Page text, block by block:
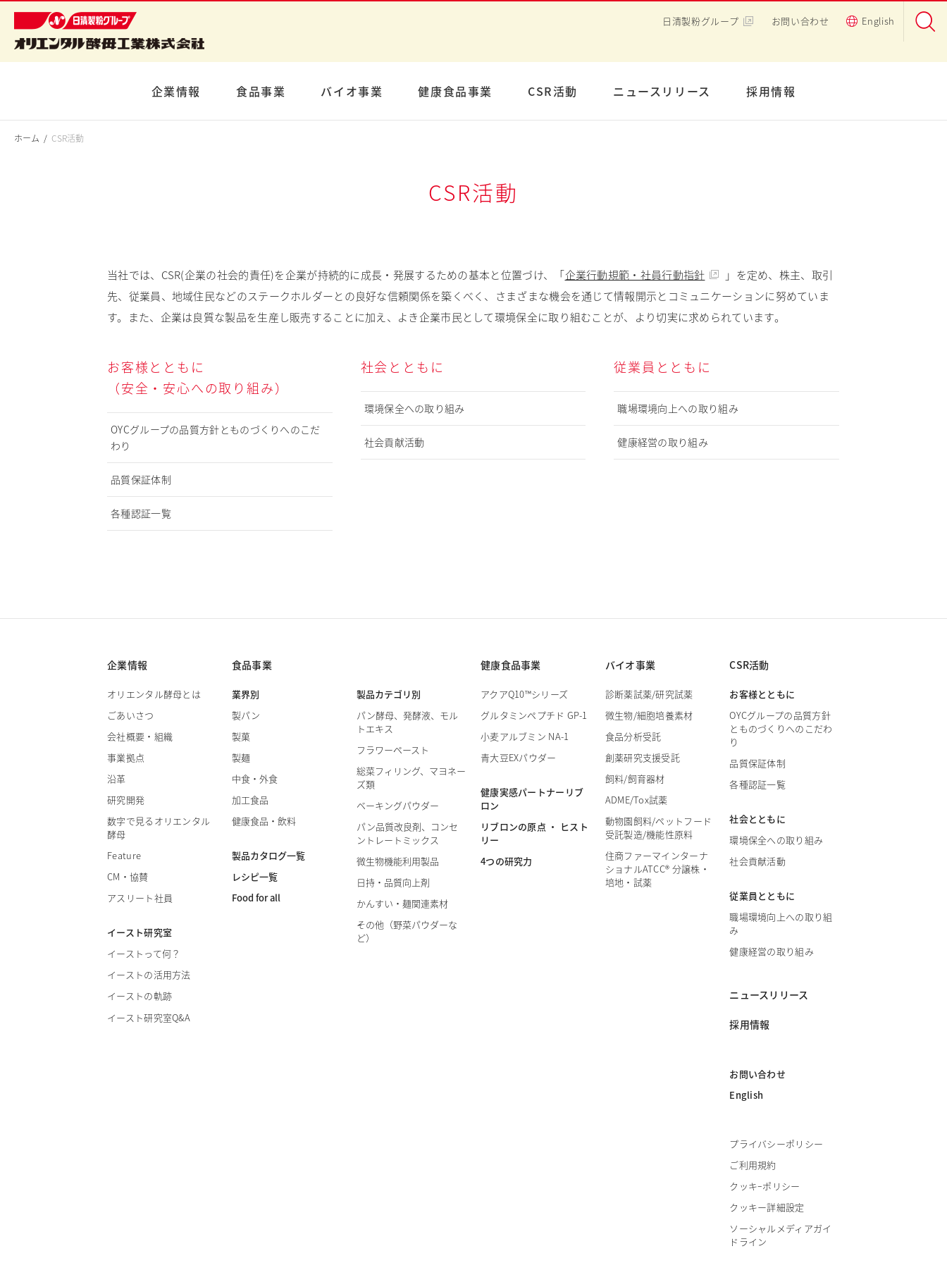
お問い合わせ English
日清製粉グループ
企業情報 食品事業 バイオ事業 健康食品事業 CSR活動 ニュースリリース 採用情報
ホーム CSR活動
CSR活動
当社では、CSR(企業の社会的責任)を企業が持続的に成長・発展するための基本と位置づけ、「企業行動規範・社員行動指針
」を定め、株主、取引
先、従業員、地域住民などのステークホルダーとの良好な信頼関係を築くべく、さまざまな機会を通じて情報開示とコミュニケーションに努めていま
す。また、企業は良質な製品を生産し販売することに加え、よき企業市民として環境保全に取り組むことが、より切実に求められています。
お客様とともに
（安全・安心への取り組み）
OYCグループの品質方針とものづくりへのこだ
わり
品質保証体制
各種認証一覧
社会とともに
環境保全への取り組み
社会貢献活動
従業員とともに
職場環境向上への取り組み
健康経営の取り組み
企業情報
オリエンタル酵母とは
ごあいさつ
会社概要・組織
事業拠点
沿革
研究開発
数字で見るオリエンタル
酵母
Feature
CM・協賛
アスリート社員
イースト研究室
イーストって何？
イーストの活用方法
イーストの軌跡
イースト研究室Q&A
食品事業
業界別
製パン
製菓
製麺
中食・外食
加工食品
健康食品・飲料
製品カタログ一覧
レシピ一覧
Food for all
製品カテゴリ別
パン酵母、発酵液、モル
トエキス
フラワーペースト
総菜フィリング、マヨネー
ズ類
ベーキングパウダー
パン品質改良剤、コンセ
ントレートミックス
微生物機能利用製品
日持・品質向上剤
かんすい・麺関連素材
その他（野菜パウダーな
ど）
健康食品事業
アクアQ10™シリーズ
グルタミンペプチド GP-1
小麦アルブミン NA-1
青大豆EXパウダー
健康実感パートナーリブ
ロン
リブロンの原点 ・ ヒスト
リー
4つの研究力
バイオ事業
診断薬試薬/研究試薬
微生物/細胞培養素材
食品分析受託
創薬研究支援受託
飼料/飼育器材
ADME/Tox試薬
動物園飼料/ペットフード
受託製造/機能性原料
住商ファーマインターナ
ショナルATCC® 分譲株・
培地・試薬
CSR活動
お客様とともに
OYCグループの品質方針
とものづくりへのこだわ
り
品質保証体制
各種認証一覧
社会とともに
環境保全への取り組み
社会貢献活動
従業員とともに
職場環境向上への取り組
み
健康経営の取り組み
ニュースリリース
採用情報
お問い合わせ
English
プライバシーポリシー
ご利用規約
クッキｰポリシー
クッキー詳細設定
ソーシャルメディアガイ
ドライン